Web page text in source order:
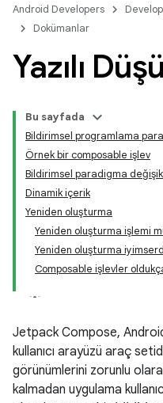
Android Developers Develop
Dokümanlar
Yazılı
Bu sayfada
Bildirimsel programlama
Örnek bir composable işlev
Bildirimsel paradigma
Dinamik içerik
Yeniden oluşturma
Yeniden oluşturma işlemi
Yeniden oluşturma
Composable işlevler
Jetpack Compose,
kullanıcı arayüzü araç
görünümlerini zorunlu
kalmadan uygulama